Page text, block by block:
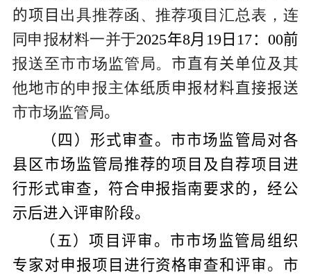
的项目 出具推荐函、推荐项目汇总表，连
同申报材料一并于2025年8月 19 日 17： 00前
报送至市市场监管局。 市直有关单位 及其
他地市的申报主体纸质申报材料直接报送
市市场监管局。
（ 四 ）形式审查。市市场监管局对各
县区市场监管局推荐的项目及自荐项目进
行形式审查，符合申报指南要求的，经公
示后进入评审阶段。
（ 五 ）项目评审。市市场监管局组织
专家对申报项目进行资格审查和评审。 市